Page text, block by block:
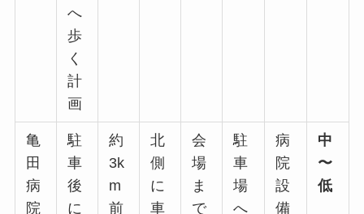
へ
歩
く
計
画
亀
田
病
院
駐
車
後
に
約
3k
m
前
北
側
に
車
会
場
ま
で
駐
車
場
へ
病
院
設
備
中
〜
低